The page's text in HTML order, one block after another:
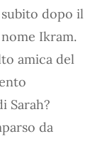
subito dopo il
Ikram.
amica del
Sarah?
da